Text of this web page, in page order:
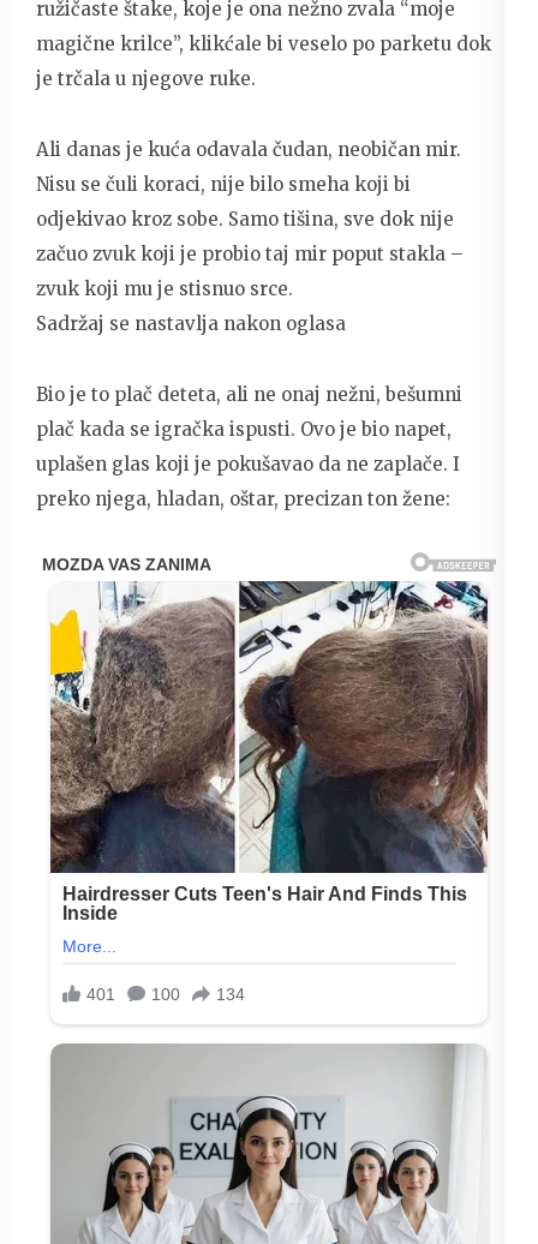
ružičaste štake, koje je ona nežno zvala “moje
magične krilce”, klikćale bi veselo po parketu dok
je trčala u njegove ruke.
Ali danas je kuća odavala čudan, neobičan mir.
Nisu se čuli koraci, nije bilo smeha koji bi
odjekivao kroz sobe. Samo tišina, sve dok nije
začuo zvuk koji je probio taj mir poput stakla –
zvuk koji mu je stisnuo srce.
Sadržaj se nastavlja nakon oglasa
Bio je to plač deteta, ali ne onaj nežni, bešumni
plač kada se igračka ispusti. Ovo je bio napet,
uplašen glas koji je pokušavao da ne zaplače. I
preko njega, hladan, oštar, precizan ton žene: